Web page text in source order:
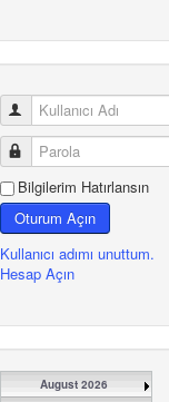
Bilgilerim Hatırlansın
Oturum Açın
Kullanıcı adımı unuttum.
Hesap Açın
August 2026